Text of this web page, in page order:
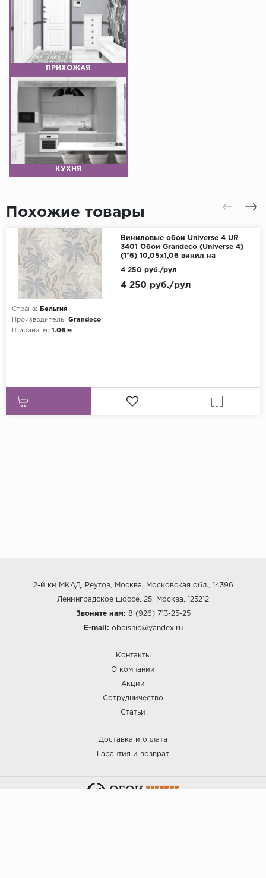
ПРИХОЖАЯ
КУХНЯ
Похожие товары
Виниловые обои Universe 4 UR
3401 Обои Grandeco (Universe 4)
(1*6) 10,05х1,06 винил на
флизелине
Страна:
Бельгия
Производитель: Grandeco
Ширина, м: 1.06 м
4 250 руб./рул
4 250 руб./рул
2-й км МКАД, Реутов, Москва, Московская обл., 14396
Ленинградское шоссе, 25, Москва, 125212
Звоните нам: 8 (926) 713-25-25
E-mail: oboishic@yandex.ru
Контакты
О компании
Акции
Сотрудничество
Статьи
Доставка и оплата
Гарантия и возврат